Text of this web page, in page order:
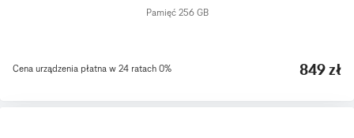
Pamięć 256 GB
Cena urządzenia płatna w 24 ratach 0% 849 zł